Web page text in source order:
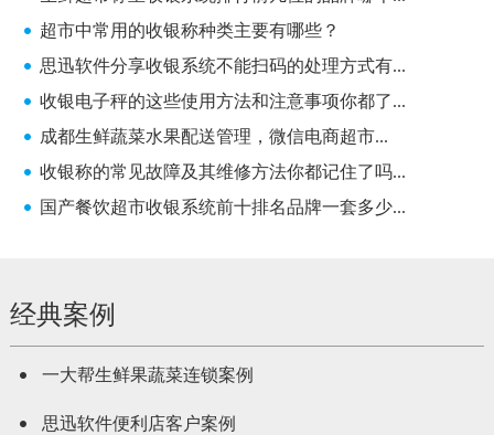
超市中常用的收银称种类主要有哪些？
思迅软件分享收银系统不能扫码的处理方式有...
收银电子秤的这些使用方法和注意事项你都了...
成都生鲜蔬菜水果配送管理，微信电商超市...
收银称的常见故障及其维修方法你都记住了吗...
国产餐饮超市收银系统前十排名品牌一套多少...
经典案例
一大帮生鲜果蔬菜连锁案例
思迅软件便利店客户案例